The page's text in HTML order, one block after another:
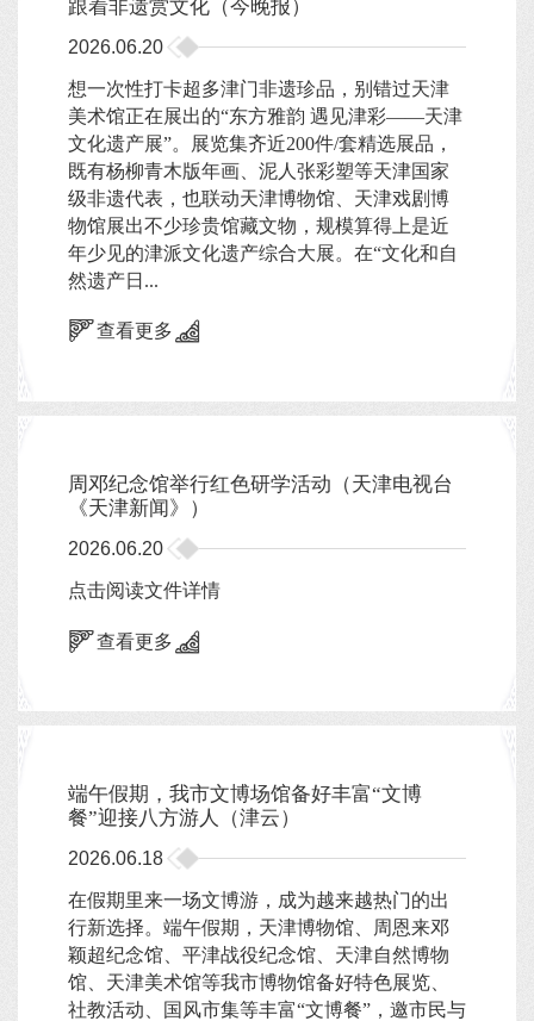
跟着非遗赏文化（今晚报）
2026.06.20
想一次性打卡超多津门非遗珍品，别错过天津
美术馆正在展出的“东方雅韵 遇见津彩——天津
文化遗产展”。展览集齐近200件/套精选展品，
既有杨柳青木版年画、泥人张彩塑等天津国家
级非遗代表，也联动天津博物馆、天津戏剧博
物馆展出不少珍贵馆藏文物，规模算得上是近
年少见的津派文化遗产综合大展。在“文化和自
然遗产日...
查看更多
周邓纪念馆举行红色研学活动（天津电视台
《天津新闻》）
2026.06.20
点击阅读文件详情
查看更多
端午假期，我市文博场馆备好丰富“文博
餐”迎接八方游人（津云）
2026.06.18
在假期里来一场文博游，成为越来越热门的出
行新选择。端午假期，天津博物馆、周恩来邓
颖超纪念馆、平津战役纪念馆、天津自然博物
馆、天津美术馆等我市博物馆备好特色展览、
社教活动、国风市集等丰富“文博餐”，邀市民与